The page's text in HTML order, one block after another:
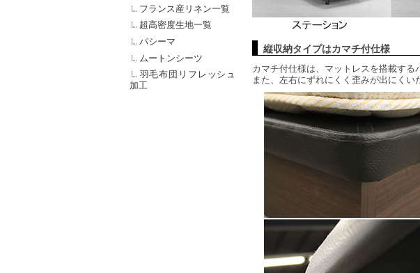
フランス産リネン一覧
超高密度生地一覧
パシーマ
ムートンシーツ
羽毛布団リフレッシュ
加工
縦収納タイプはカマチ付仕様
カマチ付仕様は、マットレスを搭載する
また、左右にずれにくく歪みが出にくい